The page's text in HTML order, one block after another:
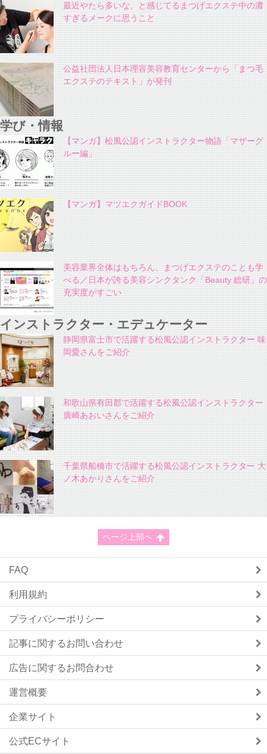
最近やたら多いな、と感じてるまつげエクステ中の濃
すぎるメークに思うこと
公益社団法人日本理容美容教育センターから「まつ毛
エクステのテキスト」が発刊
学び・情報
【マンガ】松風公認インストラクター物語「マザーグ
ルー編」
【マンガ】マツエクガイドBOOK
美容業界全体はもちろん、まつげエクステのことも学
べる／日本が誇る美容シンクタンク「Beauty 総研」の
充実度がすごい
インストラクター・エデュケーター
静岡県富士市で活躍する松風公認インストラクター 味
岡愛さんをご紹介
和歌山県有田郡で活躍する松風公認インストラクター
廣崎あおいさんをご紹介
千葉県船橋市で活躍する松風公認インストラクター 大
ノ木あかりさんをご紹介
ページ上部へ
FAQ
利用規約
プライバシーポリシー
記事に関するお問い合わせ
広告に関するお問合わせ
運営概要
企業サイト
公式ECサイト